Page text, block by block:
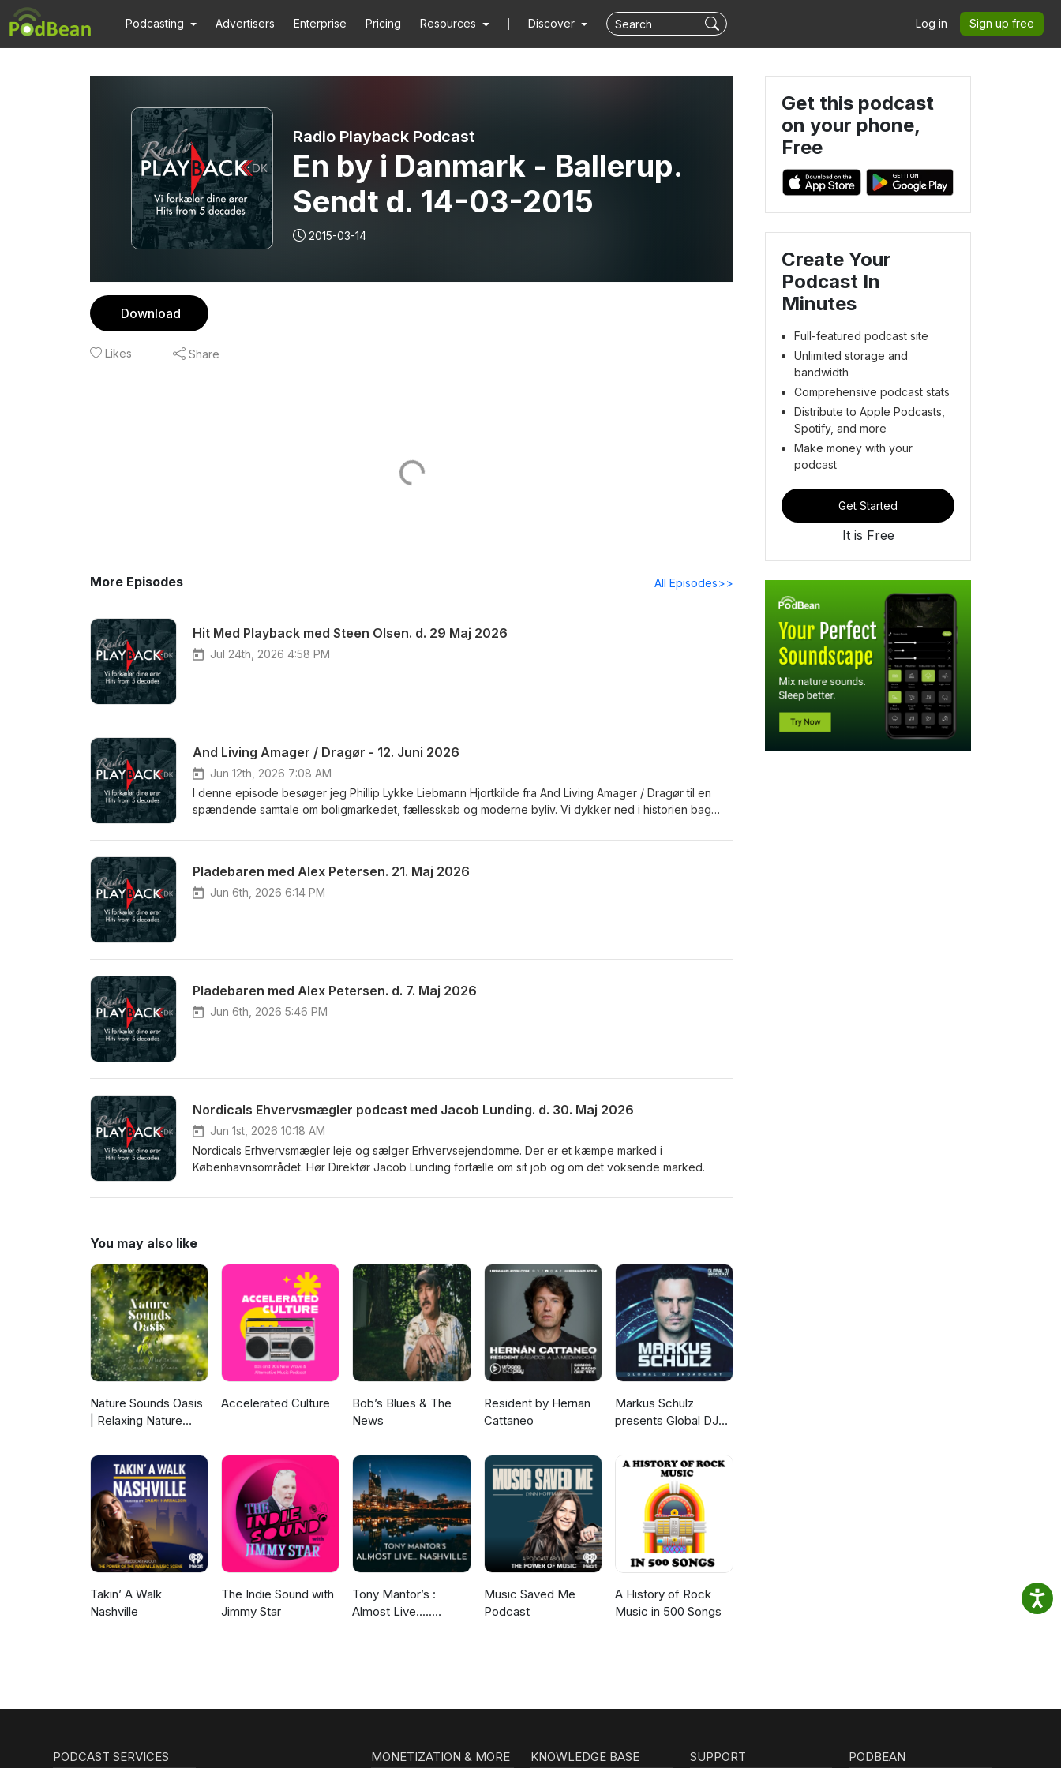
Podcasting Advertisers Enterprise Pricing Resources Discover Log in Sign up free
Radio Playback Podcast
En by i Danmark - Ballerup.
Sendt d. 14-03-2015
2015-03-14
Download
Likes Share
More Episodes All Episodes>>
Hit Med Playback med Steen Olsen. d. 29 Maj 2026
Jul 24th, 2026 4:58 PM
And Living Amager / Dragør - 12. Juni 2026
Jun 12th, 2026 7:08 AM
I denne episode besøger jeg Phillip Lykke Liebmann Hjortkilde fra And Living Amager / Dragør til en
spændende samtale om boligmarkedet, fællesskab og moderne byliv. Vi dykker ned i historien bag
skabe attraktive rammer for mennesker i en storby i udvikling. Phillip deler sine erfaringer fra branchen,
bæredygtighed og fællesskaber kan spille en større rolle i fremtidens boligmarked. Lyt med til en
inspirerende samtale fyldt med indsigter, erfaringer og tanker om, hvordan vi kommer til at bo og leve i
Pladebaren med Alex Petersen. 21. Maj 2026
Jun 6th, 2026 6:14 PM
Pladebaren med Alex Petersen. d. 7. Maj 2026
Jun 6th, 2026 5:46 PM
Nordicals Ehvervsmægler podcast med Jacob Lunding. d. 30. Maj 2026
Jun 1st, 2026 10:18 AM
Nordicals Erhvervsmægler leje og sælger Erhvervsejendomme. Der er et kæmpe marked i
Københavnsområdet. Hør Direktør Jacob Lunding fortælle om sit job og om det voksende marked.
You may also like
Nature Sounds Oasis
| Relaxing Nature
Meditation,
Relaxation Or Focus |
Sounds Of Nature |
Sleep Sounds, Sleep
Music, Meditation
Sounds, Ocean
Waves, Rain, White
Noise & More
Accelerated Culture
Bob’s Blues & The
News
Resident by Hernan
Cattaneo
Markus Schulz
presents Global DJ
Takin’ A Walk
Nashville
The Indie Sound with
Jimmy Star
Tony Mantor’s :
Almost Live.....
Music Saved Me
Podcast
A History of Rock
Music in 500 Songs
Get this podcast
on your phone,
Free
Create Your
Podcast In
Minutes
Full-featured podcast site
Unlimited storage and
bandwidth
Comprehensive podcast stats
Distribute to Apple Podcasts,
Spotify, and more
Make money with your
podcast
Get Started
It is Free
PODCAST SERVICES MONETIZATION & MORE KNOWLEDGE BASE SUPPORT PODBEAN